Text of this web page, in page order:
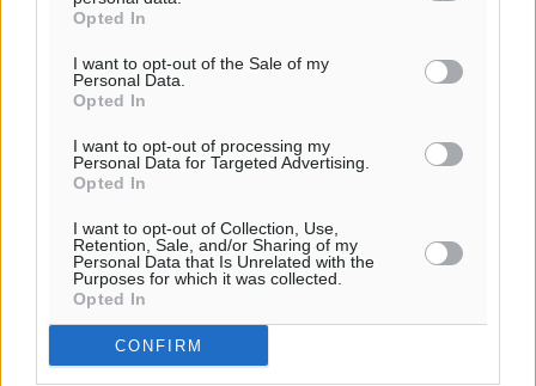
Opted In
I want to opt-out of the Sale of my
Personal Data.
Opted In
I want to opt-out of processing my
Personal Data for Targeted Advertising.
Opted In
I want to opt-out of Collection, Use,
Retention, Sale, and/or Sharing of my
Personal Data that Is Unrelated with the
Purposes for which it was collected.
Opted In
CONFIRM
αγάπης για τα παιδιά
Τουρισμός: Με θετικό πρόσημο έως τώρα η χρονιά,
παρά τα σκαμπανεβάσματα
Ειδήσεις• πριν 2 ώρες
Χαρ. Ναβροζίδης στον RV «Σε τρία χρόνια θα είμαστε
η πιο ψηφιακή Περιφέρεια της χώρας» Δημοπρατείται
το έργο ψηφιακού μετασχηματισμού
Airbnb vs ξενοδοχεία – Πώς αλλάζει ο χάρτης της